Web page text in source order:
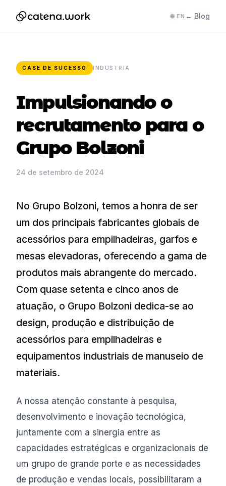
🌐 EN ← Blog
CASE DE SUCESSO INDÚSTRIA
Impulsionando o
recrutamento para o
Grupo Bolzoni
24 de setembro de 2024
No Grupo Bolzoni, temos a honra de ser
um dos principais fabricantes globais de
acessórios para empilhadeiras, garfos e
mesas elevadoras, oferecendo a gama de
produtos mais abrangente do mercado.
Com quase setenta e cinco anos de
atuação, o Grupo Bolzoni dedica-se ao
design, produção e distribuição de
acessórios para empilhadeiras e
equipamentos industriais de manuseio de
materiais.
A nossa atenção constante à pesquisa,
desenvolvimento e inovação tecnológica,
juntamente com a sinergia entre as
capacidades estratégicas e organizacionais de
um grupo de grande porte e as necessidades
de produção e vendas locais, possibilitaram a